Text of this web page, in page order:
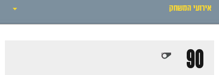
אירועי המשחק
סיקור המשחק
90